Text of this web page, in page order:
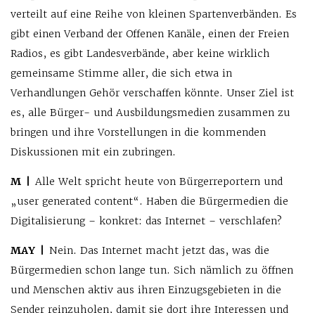
verteilt auf eine Reihe von kleinen Spartenverbänden. Es
gibt einen Verband der Offenen Kanäle, einen der Freien
Radios, es gibt Landesverbände, aber keine wirklich
gemeinsame Stimme aller, die sich etwa in
Verhandlungen Gehör verschaffen könnte. Unser Ziel ist
es, alle Bürger- und Ausbildungsmedien zusammen zu
bringen und ihre Vorstellungen in die kommenden
Diskussionen mit ein zubringen.
M |
Alle Welt spricht heute von Bürgerreportern und
„user generated content“. Haben die Bürgermedien die
Digitalisierung – konkret: das Internet – verschlafen?
MAY |
Nein. Das Internet macht jetzt das, was die
Bürgermedien schon lange tun. Sich nämlich zu öffnen
und Menschen aktiv aus ihren Einzugsgebieten in die
Sender reinzuholen, damit sie dort ihre Interessen und